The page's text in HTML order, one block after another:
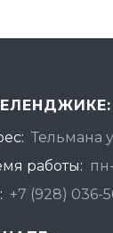
Тельмана
работы:
+7 (928) 036-